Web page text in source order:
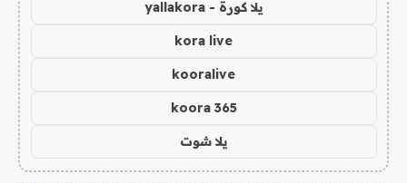
يلا كورة - yallakora
kora live
kooralive
koora 365
يلا شوت